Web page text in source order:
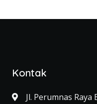
Kontak
Jl. Perumnas Raya